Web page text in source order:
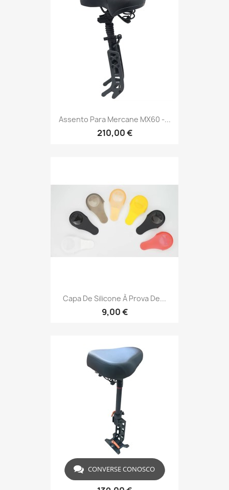
Assento Para Mercane MX60 -...
210,00 €
Capa De Silicone À Prova De...
9,00 €
Assento Rebatível Para...
CONVERSE CONOSCO